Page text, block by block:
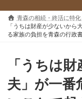
青森の相続・終活に特
「うちは財産が少ないから
る家族の負担を青森の行政
「うちは
夫」が一番